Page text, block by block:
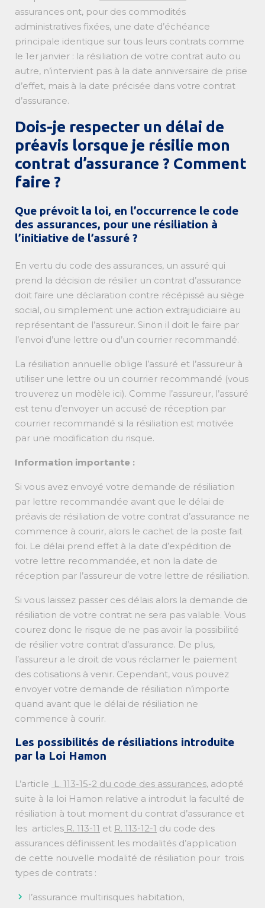
assurances ont, pour des commodités
administratives fixées, une date d’échéance
principale identique sur tous leurs contrats comme
le 1er janvier : la résiliation de votre contrat auto ou
autre, n’intervient pas à la date anniversaire de prise
d’effet, mais à la date précisée dans votre contrat
d’assurance.
Dois-je respecter un délai de
préavis lorsque je résilie mon
contrat d’assurance ? Comment
faire ?
Que prévoit la loi, en l’occurrence le code
des assurances, pour une résiliation à
l’initiative de l’assuré ?
En vertu du code des assurances, un assuré qui
prend la décision de résilier un contrat d’assurance
doit faire une déclaration contre récépissé au siège
social, ou simplement une action extrajudiciaire au
représentant de l’assureur. Sinon il doit le faire par
l’envoi d’une lettre ou d’un courrier recommandé.
La résiliation annuelle oblige l’assuré et l’assureur à
utiliser une lettre ou un courrier recommandé (vous
trouverez un modèle ici). Comme l’assureur, l’assuré
est tenu d’envoyer un accusé de réception par
courrier recommandé si la résiliation est motivée
par une modification du risque.
Information importante :
Si vous avez envoyé votre demande de résiliation
par lettre recommandée avant que le délai de
préavis de résiliation de votre contrat d’assurance ne
commence à courir, alors le cachet de la poste fait
foi. Le délai prend effet à la date d’expédition de
votre lettre recommandée, et non la date de
réception par l’assureur de votre lettre de résiliation.
Si vous laissez passer ces délais alors la demande de
résiliation de votre contrat ne sera pas valable. Vous
courez donc le risque de ne pas avoir la possibilité
de résilier votre contrat d’assurance. De plus,
l’assureur a le droit de vous réclamer le paiement
des cotisations à venir. Cependant, vous pouvez
envoyer votre demande de résiliation n’importe
quand avant que le délai de résiliation ne
commence à courir.
Les possibilités de résiliations introduite
par la Loi Hamon
L’article L. 113-15-2 du code des assurances, adopté
suite à la loi Hamon relative a introduit la faculté de
résiliation à tout moment du contrat d’assurance et
les articles R. 113-11 et R. 113-12-1 du code des
assurances définissent les modalités d’application
de cette nouvelle modalité de résiliation pour trois
types de contrats :
l’assurance multirisques habitation,